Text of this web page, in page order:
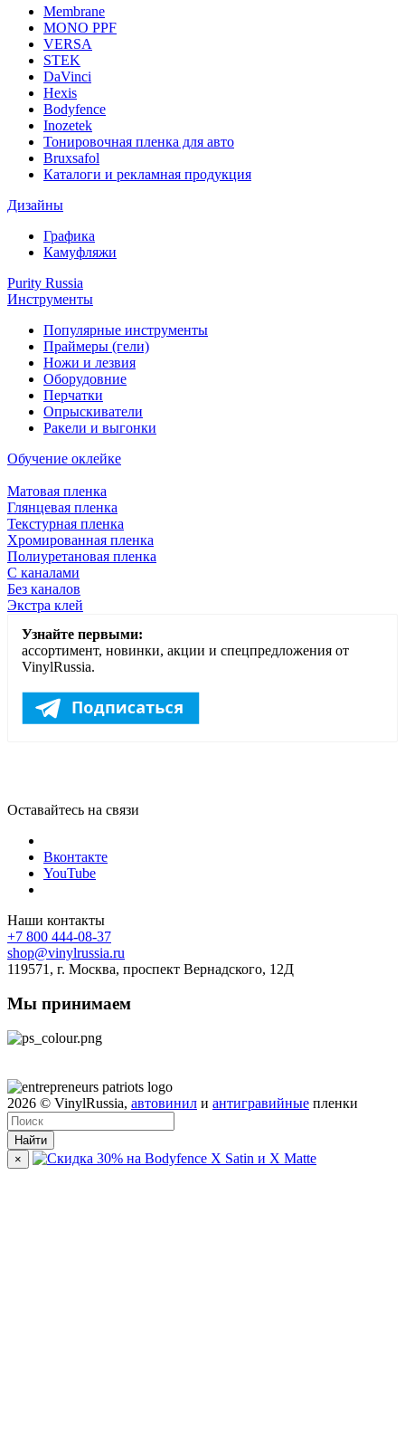
Membrane
MONO PPF
VERSA
STEK
DaVinci
Hexis
Bodyfence
Inozetek
Тонировочная пленка для авто
Bruxsafol
Каталоги и рекламная продукция
Дизайны
Графика
Камуфляжи
Purity Russia
Инструменты
Популярные инструменты
Праймеры (гели)
Ножи и лезвия
Оборудовние
Перчатки
Опрыскиватели
Ракели и выгонки
Обучение оклейке
Матовая пленка
Глянцевая пленка
Текстурная пленка
Хромированная пленка
Полиуретановая пленка
С каналами
Без каналов
Экстра клей
Узнайте первыми:
ассортимент, новинки, акции и спецпредложения от
VinylRussia.
Оставайтесь на связи
Вконтакте
YouTube
Наши контакты
+7 800 444-08-37
shop@vinylrussia.ru
119571, г. Москва, проспект Вернадского, 12Д
Мы принимаем
2026 © VinylRussia, автовинил и антигравийные пленки
Найти
×